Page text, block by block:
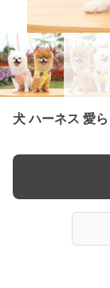
犬 ハーネス 愛